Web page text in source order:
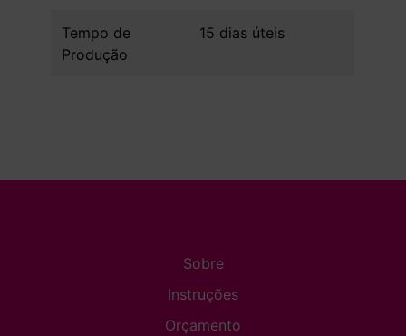
Tempo de
Produção
15 dias úteis
Sobre
Instruções
Orçamento